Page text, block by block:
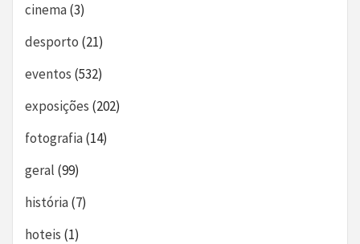
cinema(3)
desporto (21)
eventos (532)
exposições (202)
fotografia(14)
geral (99)
história(7)
hoteis (1)